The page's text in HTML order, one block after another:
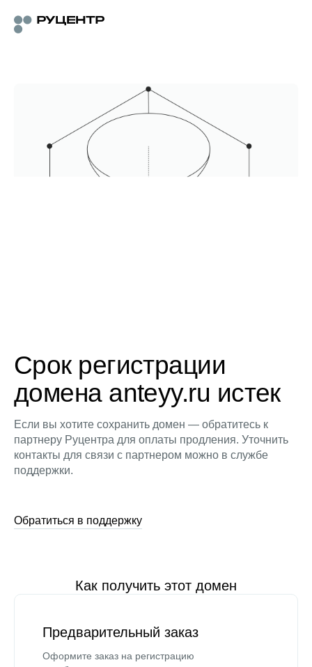
Срок регистрации
домена anteyy.ru истек
Если вы хотите сохранить домен — обратитесь к
партнеру Руцентра для оплаты продления. Уточнить
контакты для связи с партнером можно в службе
поддержки.
Обратиться в поддержку
Как получить этот домен
Предварительный заказ
Оформите заказ на регистрацию